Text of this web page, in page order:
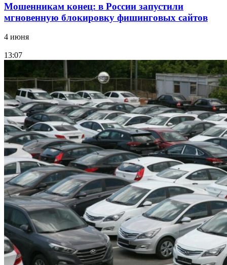
Мошенникам конец: в России запустили
мгновенную блокировку фишинговых сайтов
4 июня
13:07